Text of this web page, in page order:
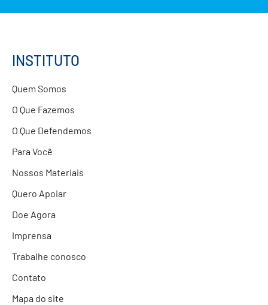
Formação de Educadores
Parcerias com Empresas
INSTITUTO
Quem Somos
O Que Fazemos
O Que Defendemos
Para Você
Nossos Materiais
Quero Apoiar
Doe Agora
Imprensa
Trabalhe conosco
Contato
Mapa do site